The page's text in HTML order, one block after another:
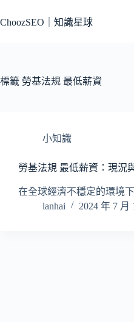
至
容
ChoozSEO｜知識星球
標籤 勞基法規 最低薪資
小知識
勞基法規 最低薪資：現況
在全球經濟不穩定的環境
lanhai
2024 年 7 月